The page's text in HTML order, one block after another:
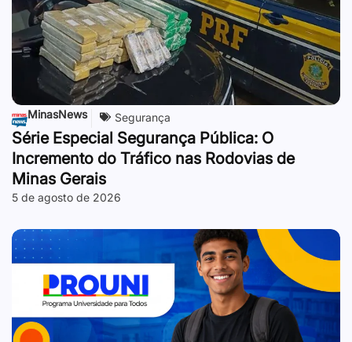
MinasNews Segurança
Série Especial Segurança Pública: O
Incremento do Tráfico nas Rodovias de
Minas Gerais
5 de agosto de 2026